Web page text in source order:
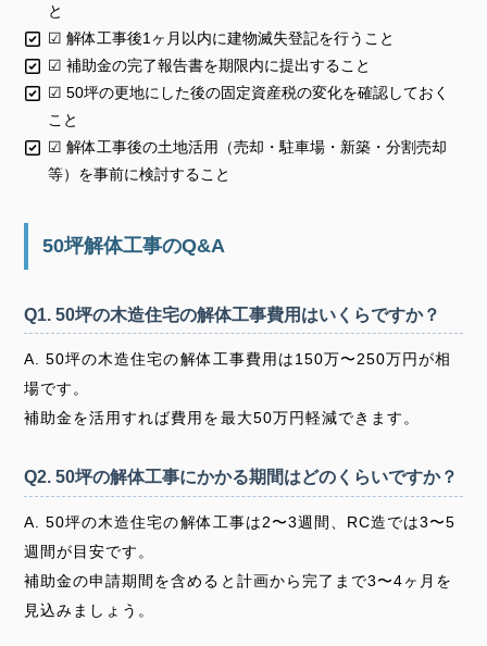
と
☑ 解体工事後1ヶ月以内に建物滅失登記を行うこと
☑ 補助金の完了報告書を期限内に提出すること
☑ 50坪の更地にした後の固定資産税の変化を確認しておく
こと
☑ 解体工事後の土地活用（売却・駐車場・新築・分割売却
等）を事前に検討すること
50坪解体工事のQ&A
Q1. 50坪の木造住宅の解体工事費用はいくらですか？
A. 50坪の木造住宅の解体工事費用は150万〜250万円が相
場です。
補助金を活用すれば費用を最大50万円軽減できます。
Q2. 50坪の解体工事にかかる期間はどのくらいですか？
A. 50坪の木造住宅の解体工事は2〜3週間、RC造では3〜5
週間が目安です。
補助金の申請期間を含めると計画から完了まで3〜4ヶ月を
見込みましょう。